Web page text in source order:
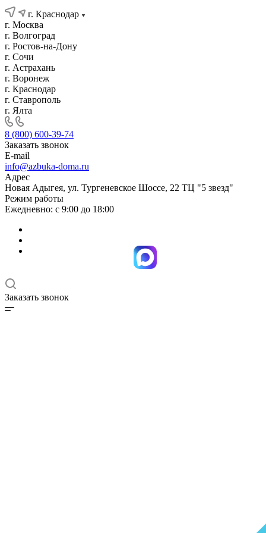
г. Краснодар
г. Москва
г. Волгоград
г. Ростов-на-Дону
г. Сочи
г. Астрахань
г. Воронеж
г. Краснодар
г. Ставрополь
г. Ялта
8 (800) 600-39-74
Заказать звонок
E-mail
info@azbuka-doma.ru
Адрес
Новая Адыгея, ул. Тургеневское Шоссе, 22 ТЦ "5 звезд"
Режим работы
Ежедневно: с 9:00 до 18:00
Заказать звонок